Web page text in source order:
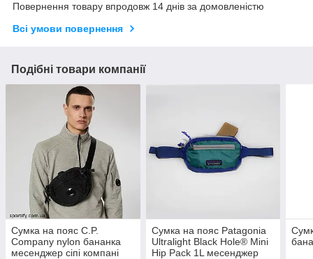
Повернення товару впродовж 14 днів за домовленістю
Всі умови повернення
Подібні товари компанії
Сумка на пояс C.P.
Company nylon бананка
месенджер сіпі компані
Сумка на пояс Patagonia
Ultralight Black Hole® Mini
Hip Pack 1L месенджер